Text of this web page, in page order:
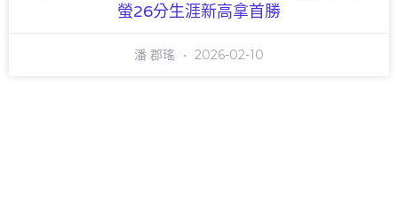
螢26分生涯新高拿首勝
潘 郡瑤 2026-02-10